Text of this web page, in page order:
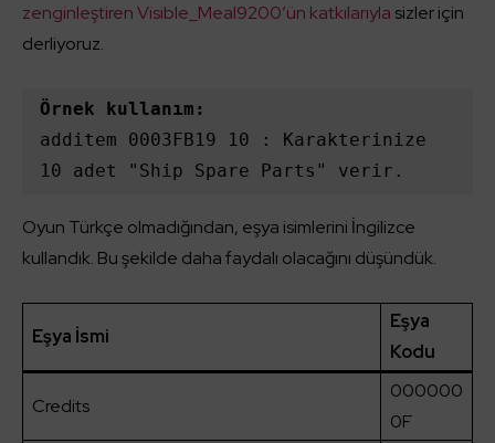
zenginleştiren Visible_Meal9200’ün katkılarıyla sizler için
derliyoruz.
Örnek kullanım:
additem 0003FB19 10 : Karakterinize
10 adet "Ship Spare Parts" verir.
Oyun Türkçe olmadığından, eşya isimlerini İngilizce
kullandık. Bu şekilde daha faydalı olacağını düşündük.
Eşya İsmi
Eşya
Kodu
Credits
000000
0F